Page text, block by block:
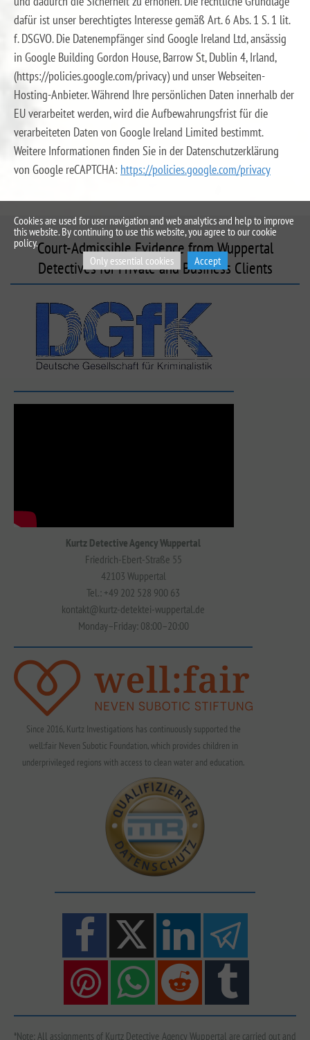
dafür ist unser berechtigtes Interesse gemäß Art. 6 Abs. 1 S. 1 lit.
f. DSGVO. Die Datenempfänger sind Google Ireland Ltd, ansässig
in Google Building Gordon House, Barrow St, Dublin 4, Irland,
(https://policies.google.com/privacy) und unser Webseiten-
Hosting-Anbieter. Während Ihre persönlichen Daten innerhalb der
EU verarbeitet werden, wird die Aufbewahrungsfrist für die
verarbeiteten Daten von Google Ireland Limited bestimmt.
Weitere Informationen finden Sie in der Datenschutzerklärung
von Google reCAPTCHA: https://policies.google.com/privacy
Court-Admissible Evidence from Wuppertal
Detectives for Private and Business Clients
Kurtz Detective Agency Wuppertal
Friedrich-Ebert-Straße 55
42103 Wuppertal
Tel.: +49 202 528 900 63
kontakt@kurtz-detektei-wuppertal.de
Monday–Friday: 08:00–20:00
Since 2016, Kurtz Investigations has continuously supported the
well:fair Neven Subotic Foundation, which provides children in
underprivileged regions with access to clean water and education.
*Note: All assignments of Kurtz Detective Agency Wuppertal are carried out and
Cookies are used for user navigation and web analytics and help to improve
this website. By continuing to use this website, you agree to our cookie
policy.
Only essential cookies
Accept